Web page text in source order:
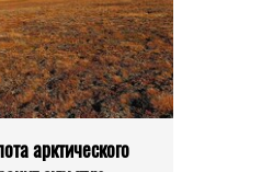
арктического